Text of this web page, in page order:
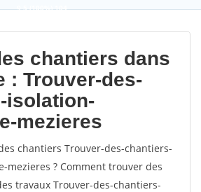
9,5(100%)104
votes
chantiers dans
: Trouver-des-
isolation-
mezieres
chantiers Trouver-des-chantiers-
mezieres ? Comment trouver des
travaux Trouver-des-chantiers-